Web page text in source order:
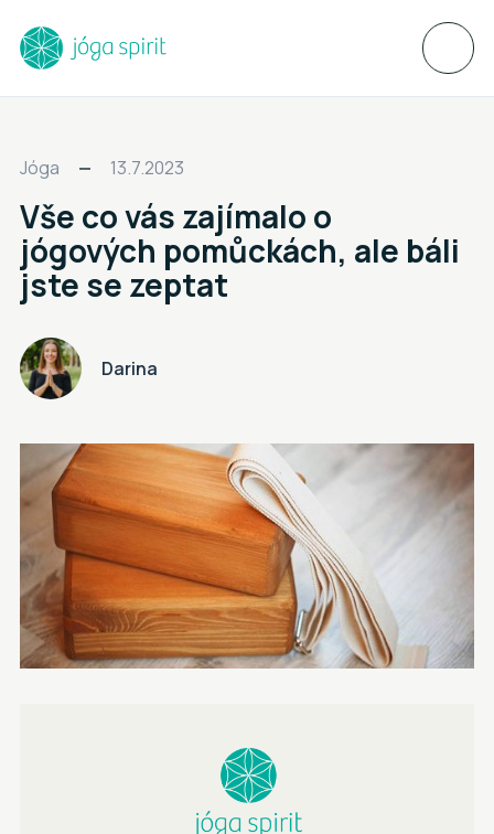
Jóga 13.7.2023
Vše co vás zajímalo o
jógových pomůckách, ale báli
jste se zeptat
Darina